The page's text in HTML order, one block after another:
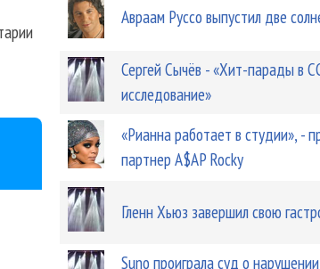
Авраам Руссо выпустил две
Сергей Сычёв - «Хит-парады в
исследование»
«Рианна работает в студии», -
партнер A$AP Rocky
Гленн Хьюз завершил свою
Suno проиграла суд о